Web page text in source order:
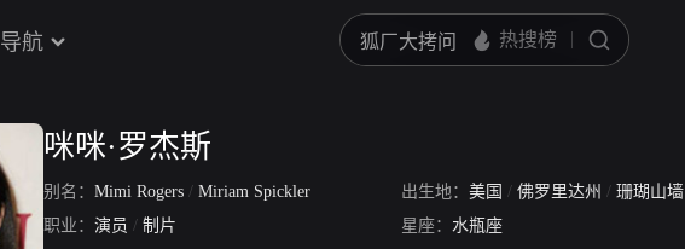
导航
咪咪·罗杰斯
别名： Mimi Rogers / Miriam Spickler 出生地： 美国 / 佛罗里达州 / 珊瑚山墙
职业： 演员 / 制片 星座： 水瓶座